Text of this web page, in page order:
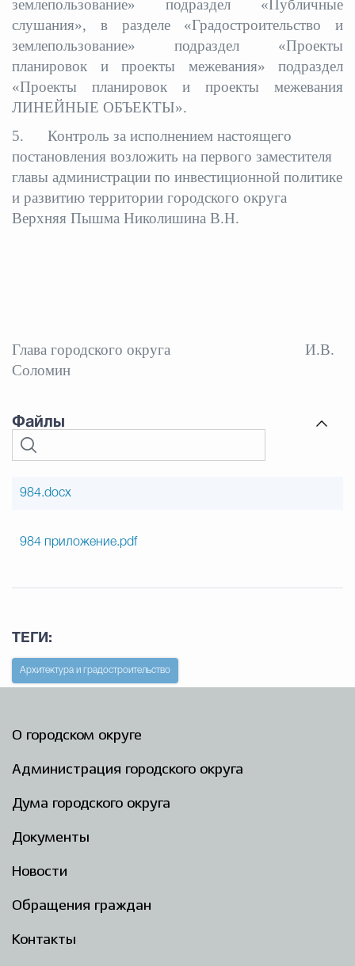
землепользование» подраздел «Публичные
слушания», в разделе «Градостроительство и
землепользование» подраздел «Проекты
планировок и проекты межевания» подраздел
«Проекты планировок и проекты межевания
ЛИНЕЙНЫЕ ОБЪЕКТЫ».
5. Контроль за исполнением настоящего
постановления возложить на первого заместителя
главы администрации по инвестиционной политике
и развитию территории городского округа
Верхняя Пышма Николишина В.Н.
Глава городского округа И.В.
Соломин
Файлы
984.docx
984 приложение.pdf
ТЕГИ:
Архитектура и градостроительство
О городском округе
Администрация городского округа
Дума городского округа
Документы
Новости
Обращения граждан
Контакты